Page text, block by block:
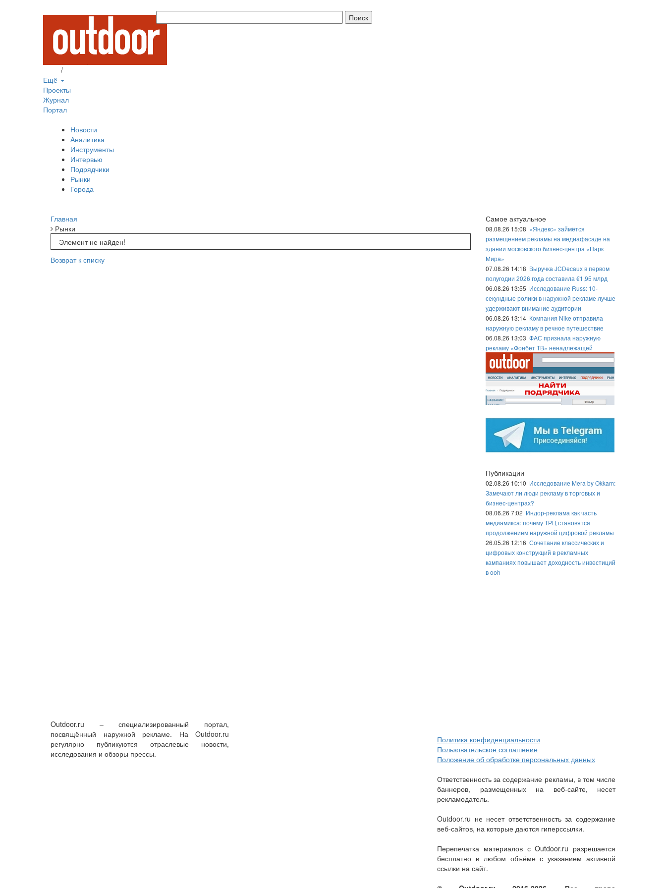
/
Ещё
Проекты
Журнал
Портал
Новости
Аналитика
Инструменты
Интервью
Подрядчики
Рынки
Города
Главная
Рынки
Элемент не найден!
Возврат к списку
Самое актуальное
08.08.26 15:08 «Яндекс» займётся
размещением рекламы на медиафасаде на
здании московского бизнес-центра «Парк
Мира»
07.08.26 14:18 Выручка JCDecaux в первом
полугодии 2026 года составила €1,95 млрд
06.08.26 13:55 Исследование Russ: 10-
секундные ролики в наружной рекламе лучше
удерживают внимание аудитории
06.08.26 13:14 Компания Nike отправила
наружную рекламу в речное путешествие
06.08.26 13:03 ФАС признала наружную
рекламу «Фонбет ТВ» ненадлежащей
Публикации
02.08.26 10:10 Исследование Mera by Okkam:
Замечают ли люди рекламу в торговых и
бизнес-центрах?
08.06.26 7:02 Индор-реклама как часть
медиамикса: почему ТРЦ становятся
продолжением наружной цифровой рекламы
26.05.26 12:16 Сочетание классических и
цифровых конструкций в рекламных
кампаниях повышает доходность инвестиций
в ooh
Outdoor.ru – специализированный портал,
посвящённый наружной рекламе. На Outdoor.ru
регулярно публикуются отраслевые новости,
исследования и обзоры прессы.
Политика конфиденциальности
Пользовательское соглашение
Положение об обработке персональных данных
Ответственность за содержание рекламы, в том числе
баннеров, размещенных на веб-сайте, несет
рекламодатель.
Outdoor.ru не несет ответственность за содержание
веб-сайтов, на которые даются гиперссылки.
Перепечатка материалов с Outdoor.ru разрешается
бесплатно в любом объёме с указанием активной
ссылки на сайт.